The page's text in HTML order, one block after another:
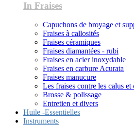
In Fraises
Capuchons de broyage et
Fraises à callosités
Fraises céramiques
Fraises diamantées - rubi
Fraises en acier inoxydable
Fraises en carbure Acurata
Fraises manucure
Les fraises contre les calus et
Brosse & polissage
Entretien et divers
Huile -Essentielles
Instruments